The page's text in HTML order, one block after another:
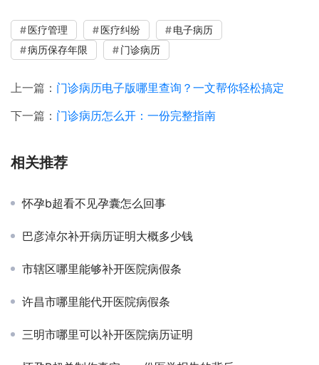
医疗管理 医疗纠纷
电子病历
病历保存年限
门诊病历
上一篇： 门诊病历电子版哪里查询？一文帮你轻松搞定
下一篇： 门诊病历怎么开：一份完整指南
相关推荐
怀孕b超看不见孕囊怎么回事
巴彦淖尔补开病历证明大概多少钱
市辖区哪里能够补开医院病假条
许昌市哪里能代开医院病假条
三明市哪里可以补开医院病历证明